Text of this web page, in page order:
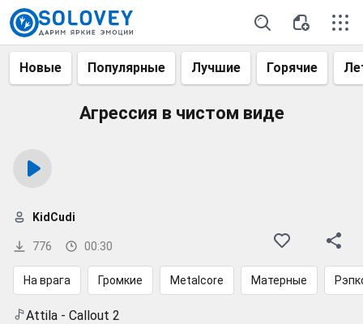
Новые Популярные Лучшие Горячие
Агрессия в чистом виде
776 00:30
KidCudi
На врага Громкие Metalcore Матерные
Attila - Callout 2